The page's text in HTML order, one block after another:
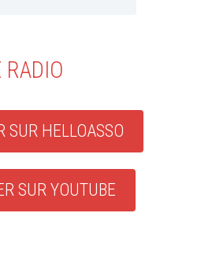
RADIO
SUR HELLOASSO
SUR YOUTUBE